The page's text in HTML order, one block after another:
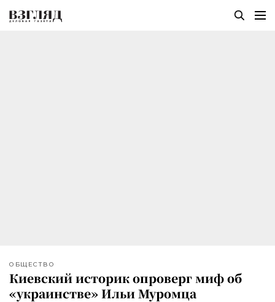
ОБЩЕСТВО
Киевский историк опроверг миф об
«украинстве» Ильи Муромца